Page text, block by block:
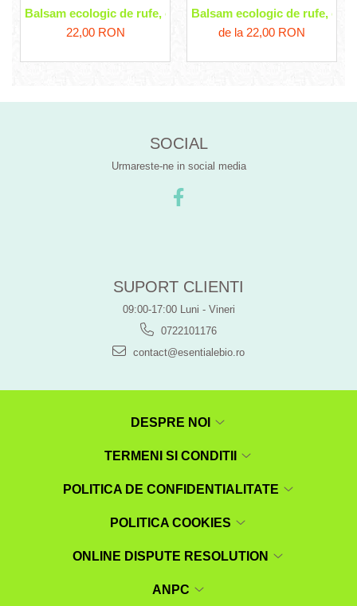
Balsam ecologic de rufe, cu lavanda Sodasan
22,00 RON
Balsam ecologic de rufe, cu
de la 22,00 RON
SOCIAL
Urmareste-ne in social media
SUPORT CLIENTI
09:00-17:00 Luni - Vineri
0722101176
contact@esentialebio.ro
DESPRE NOI
TERMENI SI CONDITII
POLITICA DE CONFIDENTIALITATE
POLITICA COOKIES
ONLINE DISPUTE RESOLUTION
ANPC